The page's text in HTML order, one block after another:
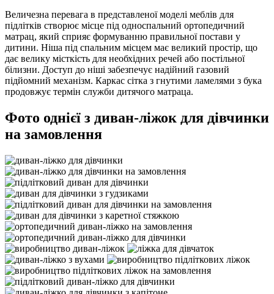
Величезна перевага в представленої моделі меблів для
підлітків створює місце під односпальний ортопедичний
матрац, який сприяє формуванню правильної постави у
дитини. Ніша під спальним місцем має великий простір, що
дає велику місткість для необхідних речей або постільної
білизни. Доступ до ніші забезпечує надійний газовий
підйомний механізм. Каркас сітка з гнутими ламелями з бука
продовжує термін служби дитячого матраца.
Фото однієї з диван-ліжок для дівчинки
на замовлення